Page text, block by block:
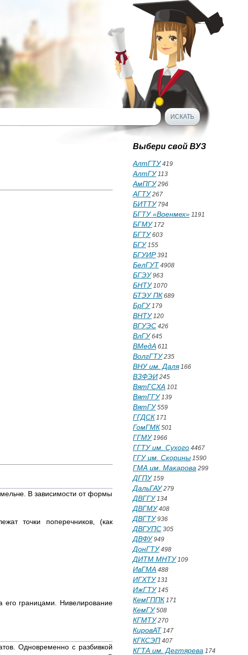
В зависимости от формы
точки поперечников, (как
его границами. Нивелирование
Одновременно с разбивкой
Выбери свой ВУЗ
АлтГТУ419
АлтГУ113
АмПГУ296
АГТУ267
БИТТУ794
БГТУ «Военмех» 1191
БГМУ172
БГТУ603
БГУ155
БГУИР391
БелГУТ 4908
БГЭУ963
БНТУ1070
БТЭУ ПК 689
БрГУ179
ВНТУ120
ВГУЭС 426
ВлГУ645
ВМедА 611
ВолгГТУ235
ВНУ им. Даля166
ВЗФЭИ 245
ВятГСХА 101
ВятГГУ139
ВятГУ559
ГГДСК 171
ГомГМК 501
ГГМУ1966
ГГТУ им. Сухого 4467
ГГУ им. Скорины 1590
ГМА им. Макарова 299
ДГПУ159
ДальГАУ279
ДВГГУ134
ДВГМУ408
ДВГТУ936
ДВГУПС 305
ДВФУ949
ДонГТУ498
ДИТМ МНТУ109
ИвГМА 488
ИГХТУ131
ИжГТУ145
КемГППК 171
КемГУ508
КГМТУ270
КировАТ 147
КГКСЭП 407
КГТА им. Дегтярева 174